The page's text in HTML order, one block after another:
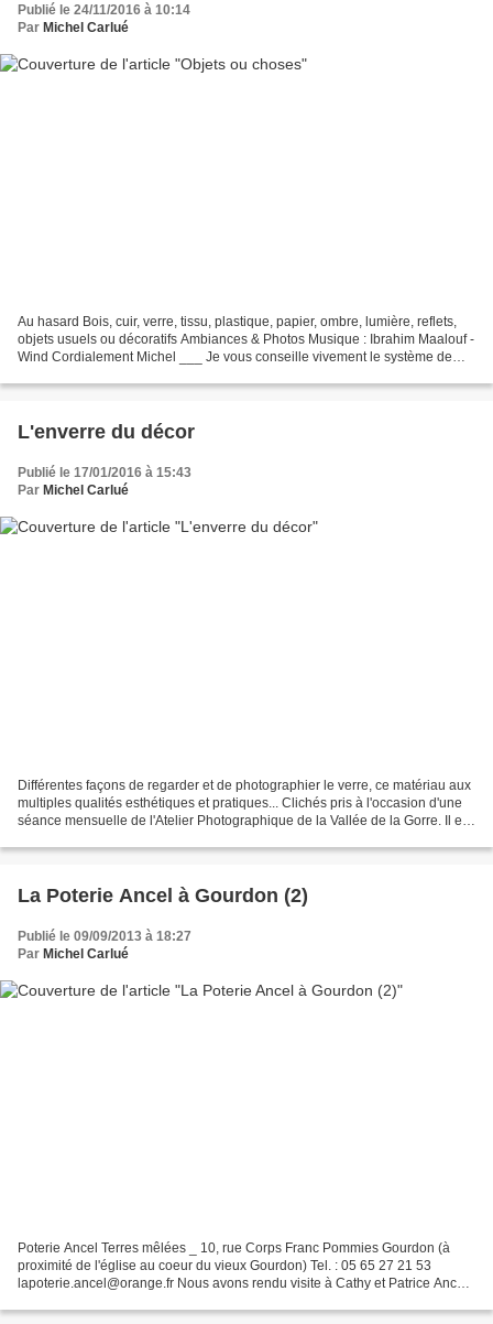
Publié le 24/11/2016 à 10:14
Par Michel Carlué
Au hasard Bois, cuir, verre, tissu, plastique, papier, ombre, lumière, reflets,
objets usuels ou décoratifs Ambiances & Photos Musique : Ibrahim Maalouf -
Wind Cordialement Michel ___ Je vous conseille vivement le système de
L'enverre du décor
Publié le 17/01/2016 à 15:43
Par Michel Carlué
Différentes façons de regarder et de photographier le verre, ce matériau aux
multiples qualités esthétiques et pratiques... Clichés pris à l'occasion d'une
séance mensuelle de l'Atelier Photographique de la Vallée de la Gorre. Il est
La Poterie Ancel à Gourdon (2)
Publié le 09/09/2013 à 18:27
Par Michel Carlué
Poterie Ancel Terres mêlées _ 10, rue Corps Franc Pommies Gourdon (à
proximité de l'église au coeur du vieux Gourdon) Tel. : 05 65 27 21 53
lapoterie.ancel@orange.fr Nous avons rendu visite à Cathy et Patrice Ancel,